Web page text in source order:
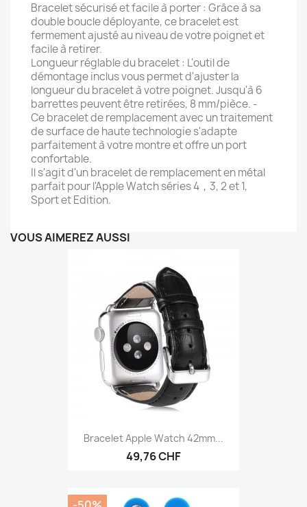
Bracelet sécurisé et facile à porter : Grâce à sa
double boucle déployante, ce bracelet est
fermement ajusté au niveau de votre poignet et
facile à retirer.
Longueur réglable du bracelet : L'outil de
démontage inclus vous permet d'ajuster la
longueur du bracelet à votre poignet. Jusqu'à 6
barrettes peuvent être retirées, 8 mm/pièce. -
Ce bracelet de remplacement avec un traitement
de surface de haute technologie s'adapte
parfaitement à votre montre et offre un port
confortable.
Il s'agit d'un bracelet de remplacement en métal
parfait pour l'Apple Watch séries 4，3, 2 et 1,
Sport et Edition.
VOUS AIMEREZ AUSSI
Bracelet Apple Watch 42mm...
49,76 CHF